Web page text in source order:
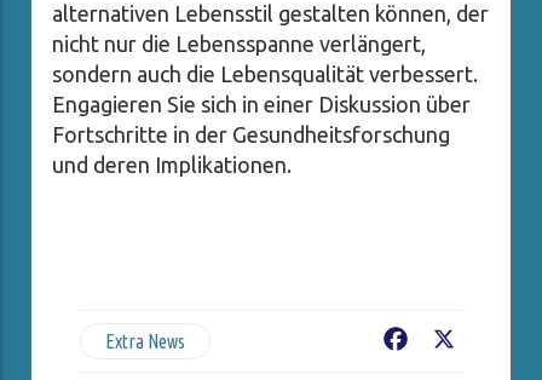
alternativen Lebensstil gestalten können, der
nicht nur die Lebensspanne verlängert,
sondern auch die Lebensqualität verbessert.
Engagieren Sie sich in einer Diskussion über
Fortschritte in der Gesundheitsforschung
und deren Implikationen.
Extra News Facebook